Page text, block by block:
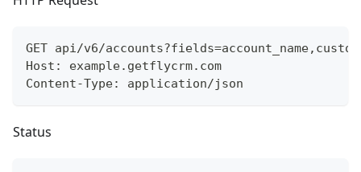
GET api/v6/
Host: example.getflycrm.com
Content-Type: application/json
Status